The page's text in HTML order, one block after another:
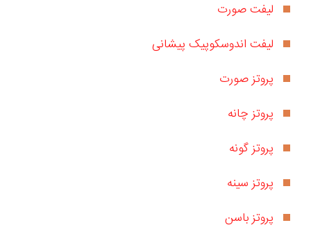
لیفت صورت
لیفت اندوسکوپیک پیشانی
پروتز صورت
پروتز چانه
پروتز گونه
پروتز سینه
پروتز باسن